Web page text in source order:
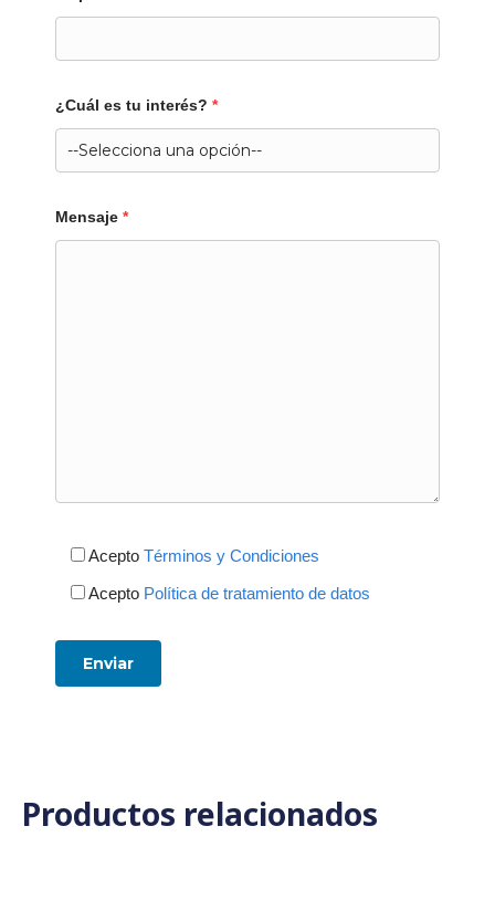
¿Cuál es tu interés? *
Mensaje *
Acepto Términos y Condiciones
Acepto Política de tratamiento de datos
Productos relacionados